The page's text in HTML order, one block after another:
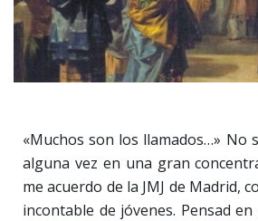
«Muchos son los llamados…» No
alguna vez en una gran
me acuerdo de la JMJ de Madrid,
incontable de jóvenes. Pensad